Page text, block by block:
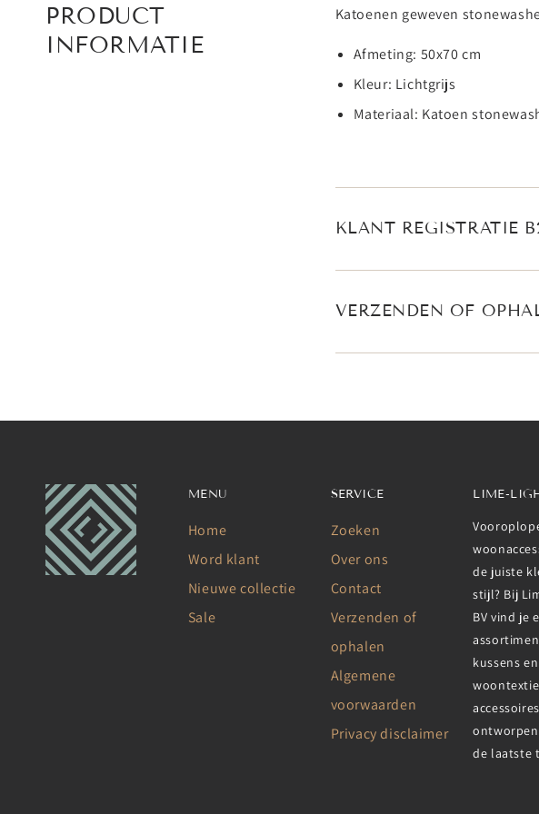
PRODUCT
INFORMATIE
Katoenen geweven
Afmeting: 50x70 cm
Kleur: Lichtgrijs
Materiaal: Katoen
KLANT REGISTRATIE
VERZENDEN OF
MENU
Home
Word klant
Nieuwe collectie
Sale
SERVICE
Zoeken
Over ons
Contact
Verzenden of
ophalen
Algemene
voorwaarden
Privacy disclaimer
LIME-
de juiste
stijl? Bij
BV vind je
kussens en
accessoires
de laatste